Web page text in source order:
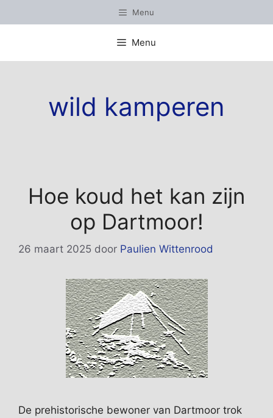
naar
Menu
Menu
wild kamperen
Hoe koud het kan zijn
op Dartmoor!
26 maart 2025 door Paulien Wittenrood
De prehistorische bewoner van Dartmoor trok